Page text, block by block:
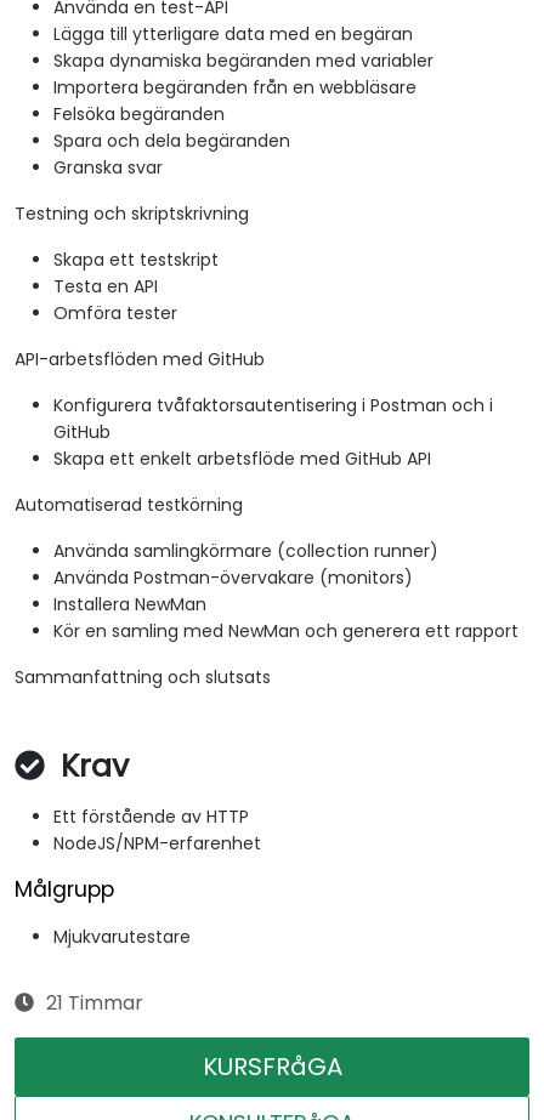
Använda en test-API
Lägga till ytterligare data med en begäran
Skapa dynamiska begäranden med variabler
Importera begäranden från en webbläsare
Felsöka begäranden
Spara och dela begäranden
Granska svar
Testning och skriptskrivning
Skapa ett testskript
Testa en API
Omföra tester
API-arbetsflöden med GitHub
Konfigurera tvåfaktorsautentisering i Postman och i
GitHub
Skapa ett enkelt arbetsflöde med GitHub API
Automatiserad testkörning
Använda samlingkörmare (collection runner)
Använda Postman-övervakare (monitors)
Installera NewMan
Kör en samling med NewMan och generera ett rapport
Sammanfattning och slutsats
Krav
Ett förstående av HTTP
NodeJS/NPM-erfarenhet
Målgrupp
Mjukvarutestare
21 Timmar
KURSFRåGA